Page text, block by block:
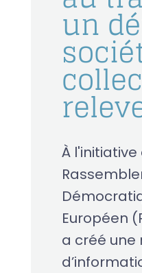
un
À
Européen
a créé une